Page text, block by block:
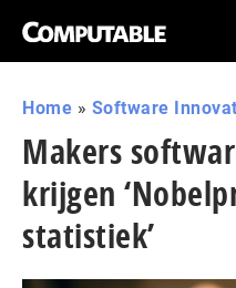
Home » Software
Makers
krijgen
statistiek’